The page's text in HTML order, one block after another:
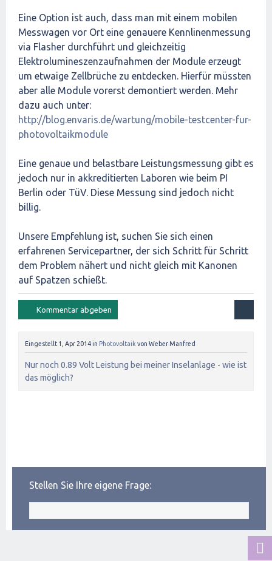
Eine Option ist auch, dass man mit einem mobilen
Messwagen vor Ort eine genauere Kennlinenmessung
via Flasher durchführt und gleichzeitig
Elektrolumineszenzaufnahmen der Module erzeugt
um etwaige Zellbrüche zu entdecken. Hierfür müssten
aber alle Module vorerst demontiert werden. Mehr
dazu auch unter:
http://blog.envaris.de/wartung/mobile-testcenter-fur-
photovoltaikmodule
Eine genaue und belastbare Leistungsmessung gibt es
jedoch nur in akkreditierten Laboren wie beim PI
Berlin oder TüV. Diese Messung sind jedoch nicht
billig.
Unsere Empfehlung ist, suchen Sie sich einen
erfahrenen Servicepartner, der sich Schritt für Schritt
dem Problem nähert und nicht gleich mit Kanonen
auf Spatzen schießt.
Eingestellt 1, Apr 2014in Photovoltaik von Weber Manfred
Nur noch 0.89 Volt Leistung bei meiner Inselanlage - wie ist
das möglich?
Stellen Sie Ihre eigene Frage: